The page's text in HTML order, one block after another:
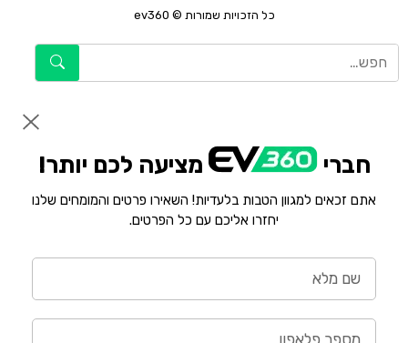
כל הזכויות שמורות © ev360
חברי מציעה לכם יותר!
אתם זכאים למגוון הטבות בלעדיות! השאירו פרטים והמומחים שלנו
יחזרו אליכם עם כל הפרטים.